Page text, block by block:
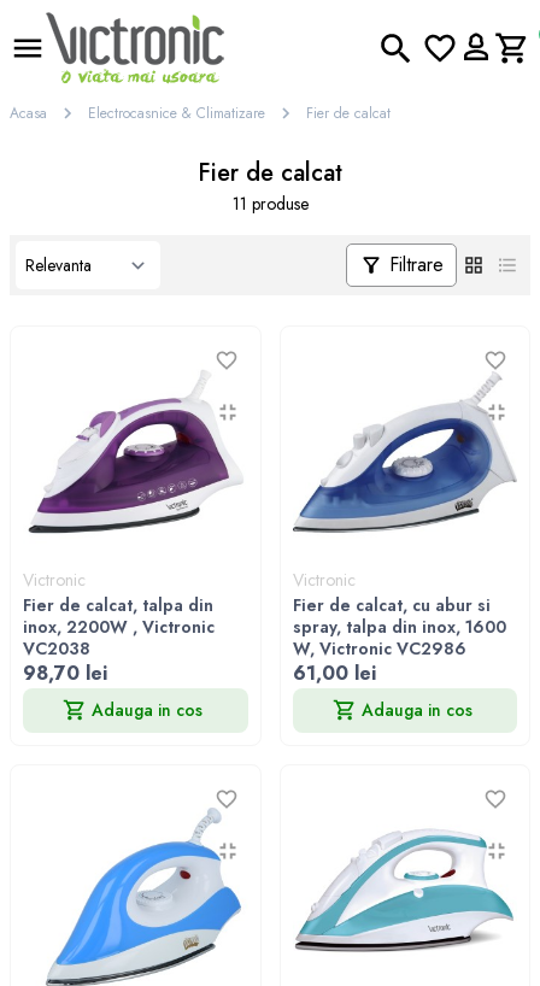
Acasa Electrocasnice & Climatizare Fier de calcat
Fier de calcat
11 produse
Filtrare
Victronic
Fier de calcat, talpa din
inox, 2200W , Victronic
VC2038
98,70 lei
Adauga in cos
Victronic
Fier de calcat, cu abur si
spray, talpa din inox, 1600
W, Victronic VC2986
61,00 lei
Adauga in cos